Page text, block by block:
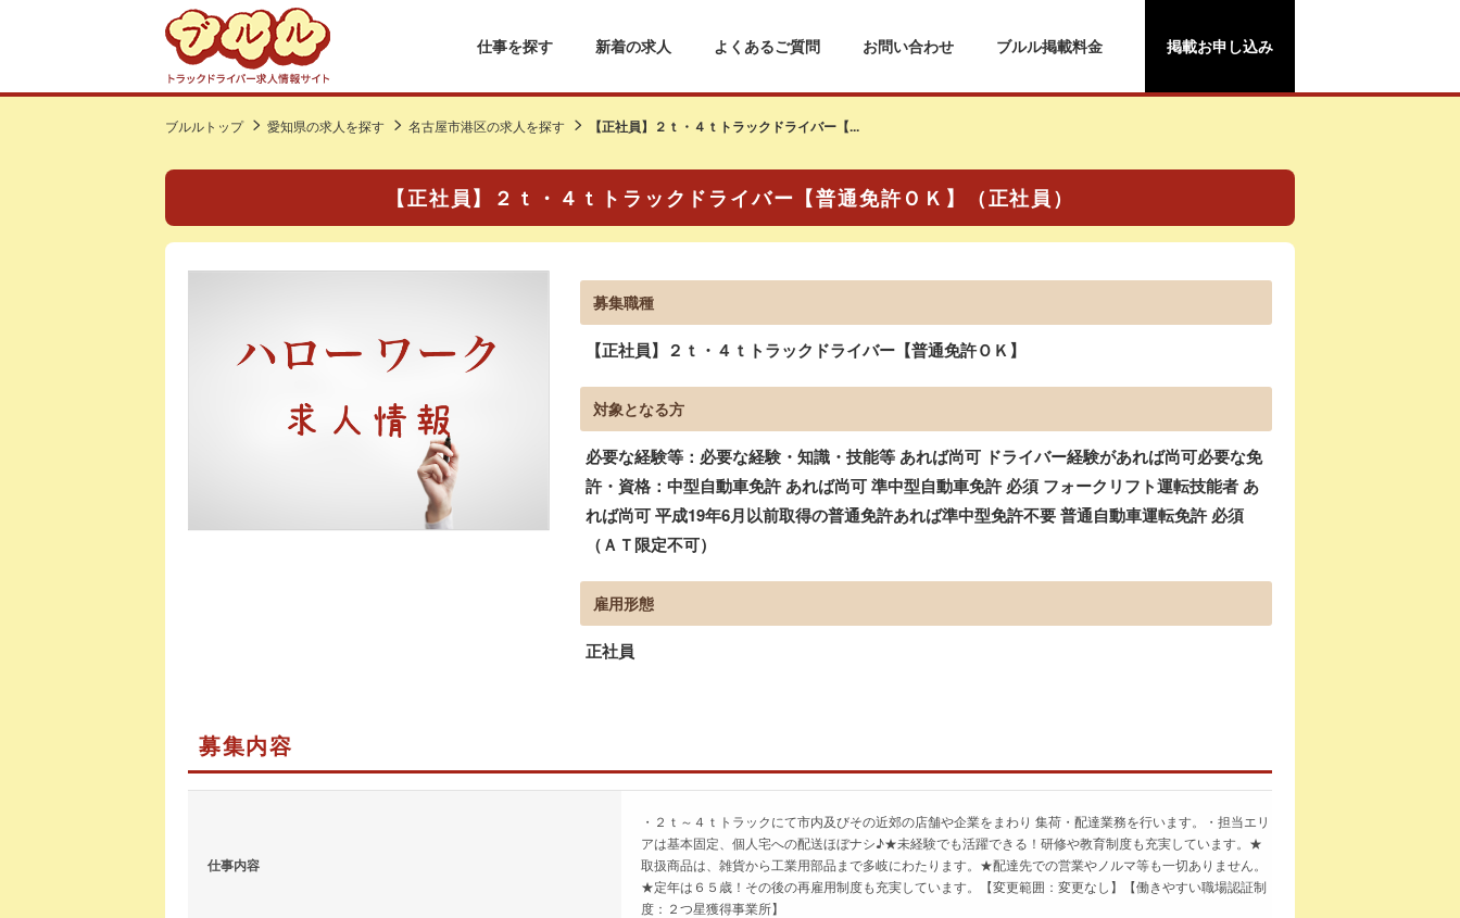
仕事を探す 新着の求人 よくあるご質問 お問い合わせ ブルル掲載料金 掲載お申し込み
ブルルトップ 愛知県の求人を探す 名古屋市港区の求人を探す 【正社員】２ｔ・４ｔトラックドライバー【...
【正社員】２ｔ・４ｔトラックドライバー【普通免許ＯＫ】（正社員）
募集職種
【正社員】２ｔ・４ｔトラックドライバー【普通免許ＯＫ】
対象となる方
必要な経験等：必要な経験・知識・技能等 あれば尚可 ドライバー経験があれば尚可必要な免
許・資格：中型自動車免許 あれば尚可 準中型自動車免許 必須 フォークリフト運転技能者 あ
れば尚可 平成19年6月以前取得の普通免許あれば準中型免許不要 普通自動車運転免許 必須
（ＡＴ限定不可）
雇用形態
正社員
募集内容
仕事内容
・２ｔ～４ｔトラックにて市内及びその近郊の店舗や企業をまわり 集荷・配達業務を行います。・担当エリ
アは基本固定、個人宅への配送ほぼナシ♪★未経験でも活躍できる！研修や教育制度も充実しています。★
取扱商品は、雑貨から工業用部品まで多岐にわたります。★配達先での営業やノルマ等も一切ありません。
★定年は６５歳！その後の再雇用制度も充実しています。【変更範囲：変更なし】【働きやすい職場認証制
度：２つ星獲得事業所】